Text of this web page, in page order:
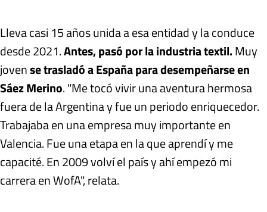
Lleva casi 15 años unida a esa entidad y la conduce
desde 2021.Antes, pasó por la industria textil.Muy
jovense trasladó a España para desempeñarse en
Sáez Merino. "Me tocó vivir una aventura hermosa
fuera de la Argentina y fue un periodo enriquecedor.
Trabajaba en una empresa muy importante en
Valencia. Fue una etapa en la que aprendí y me
capacité. En 2009 volví el país y ahí empezó mi
carrera en WofA", relata.